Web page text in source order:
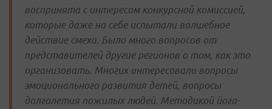
воспринята с интересом конкурсной комиссией,
которые даже на себе испытали волшебное
действие смеха. Было много вопросов от
представителей другие регионов о том, как это
организовать. Многих интересовали вопросы
эмоционального развития детей, вопросы
долголетия пожилых людей. Методикой йога-